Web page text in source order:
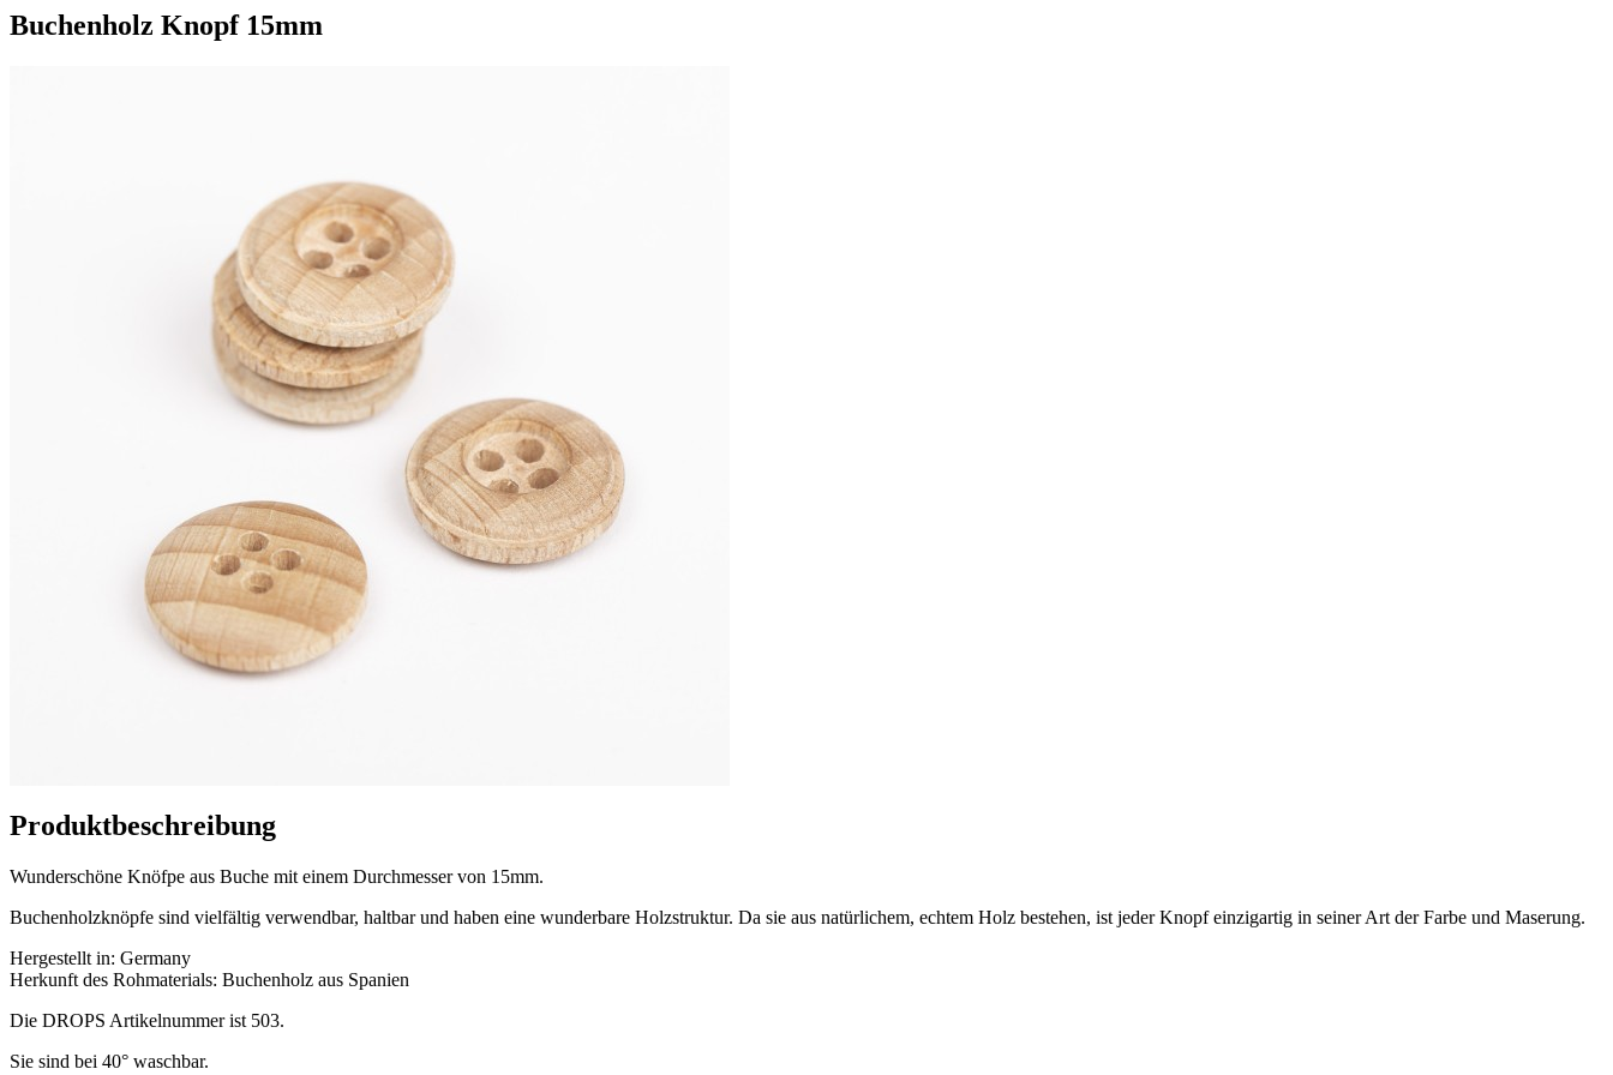
Buchenholz Knopf 15mm
Produktbeschreibung
Wunderschöne Knöfpe aus Buche mit einem Durchmesser von 15mm.
Buchenholzknöpfe sind vielfältig verwendbar, haltbar und haben eine wunderbare Holzstruktur. Da sie aus natürlichem, echtem Holz bestehen, ist jeder Knopf einzigartig in seiner Art der Farbe und Maserung.
Hergestellt in: Germany
Herkunft des Rohmaterials: Buchenholz aus Spanien
Die DROPS Artikelnummer ist 503.
Sie sind bei 40° waschbar.